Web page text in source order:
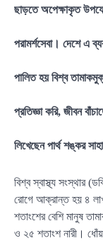
ছাড়তে অপেক্ষাকৃত
পরামর্শসেবা। দেশে এ
পালিত হয় বিশ্ব
প্রতিজ্ঞা করি, জীবন
লিখেছেন পার্থ শঙ্কর
বিশ্ব স্বাস্থ্য সংস্থার
রোগে আক্রান্ত হয় ৪
শতাংশের বেশি মানুষ
ও ২৫ শতাংশ নারী।